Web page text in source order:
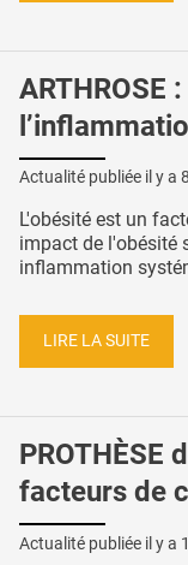
ARTHROSE
Actualité publiée il y a
L'obésité est un
impact de l'obésité
inflammation
LIRE LA SUITE
PROTHÈSE
facteurs de
Actualité publiée il y a